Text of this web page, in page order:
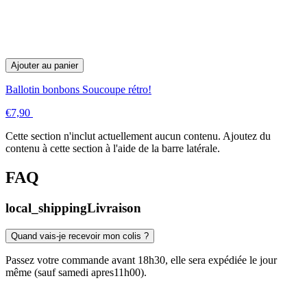
Ajouter au panier
Ballotin bonbons Soucoupe rétro!
€7,90
Cette section n'inclut actuellement aucun contenu. Ajoutez du
contenu à cette section à l'aide de la barre latérale.
FAQ
local_shippingLivraison
Quand vais-je recevoir mon colis ?
Passez votre commande avant 18h30, elle sera expédiée le jour
même (sauf samedi apres11h00).